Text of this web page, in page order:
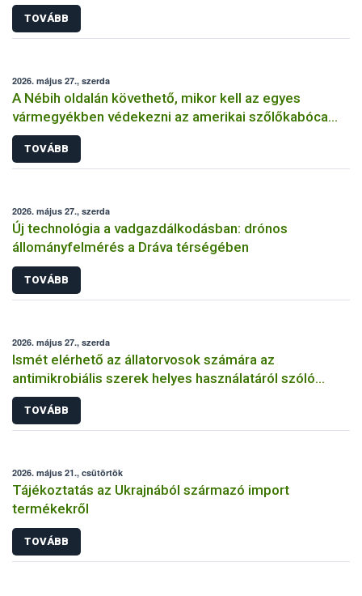
TOVÁBB
2026. május 27., szerda
A Nébih oldalán követhető, mikor kell az egyes
vármegyékben védekezni az amerikai szőlőkabóca
ellen
TOVÁBB
2026. május 27., szerda
Új technológia a vadgazdálkodásban: drónos
állományfelmérés a Dráva térségében
TOVÁBB
2026. május 27., szerda
Ismét elérhető az állatorvosok számára az
antimikrobiális szerek helyes használatáról szóló
képzés
TOVÁBB
2026. május 21., csütörtök
Tájékoztatás az Ukrajnából származó import
termékekről
TOVÁBB